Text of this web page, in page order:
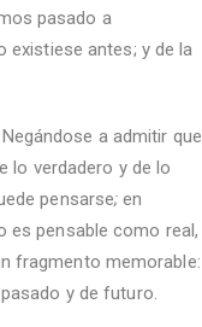
pasado a
existiese antes; y de la
a admitir que
lo verdadero y de lo
pensarse;en
es pensable como real,
fragmento memorable:
y de futuro.